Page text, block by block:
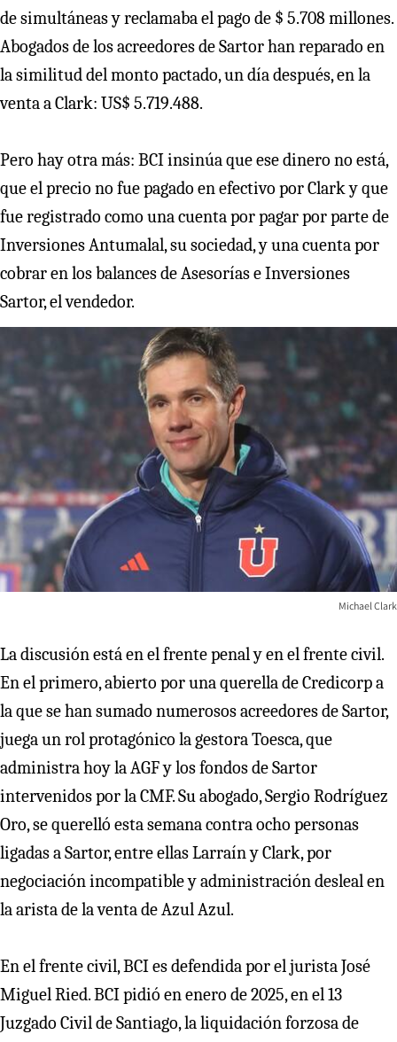
de simultáneas y reclamaba el pago de $ 5.708 millones.
Abogados de los acreedores de Sartor han reparado en
la similitud del monto pactado, un día después, en la
venta a Clark: US$ 5.719.488.
Pero hay otra más: BCI insinúa que ese dinero no está,
que el precio no fue pagado en efectivo por Clark y que
fue registrado como una cuenta por pagar por parte de
Inversiones Antumalal, su sociedad, y una cuenta por
cobrar en los balances de Asesorías e Inversiones
Sartor, el vendedor.
Michael Clark
La discusión está en el frente penal y en el frente civil.
En el primero, abierto por una querella de Credicorp a
la que se han sumado numerosos acreedores de Sartor,
juega un rol protagónico la gestora Toesca, que
administra hoy la AGF y los fondos de Sartor
intervenidos por la CMF. Su abogado, Sergio Rodríguez
Oro, se querelló esta semana contra ocho personas
ligadas a Sartor, entre ellas Larraín y Clark, por
negociación incompatible y administración desleal en
la arista de la venta de Azul Azul.
En el frente civil, BCI es defendida por el jurista José
Miguel Ried. BCI pidió en enero de 2025, en el 13
Juzgado Civil de Santiago, la liquidación forzosa de